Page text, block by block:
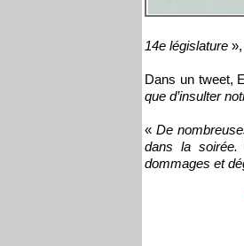
14e législature
Dans un tweet,
que d’insulter
« De
dans la soirée.
dommages et